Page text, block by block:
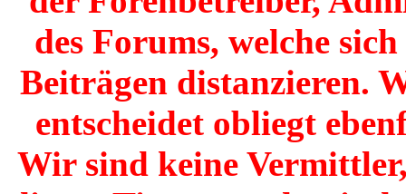
des Forums, welche
Beiträgen distanzieren.
entscheidet obliegt
Wir sind keine